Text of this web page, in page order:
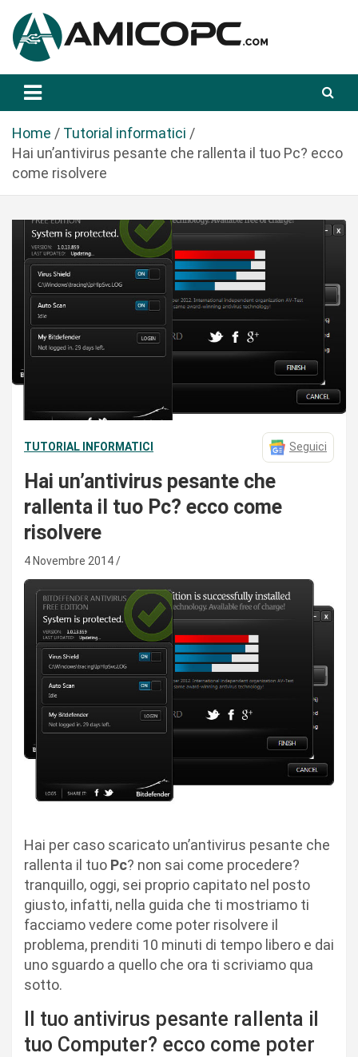
a
Amicopc.com
Home
Tutorial informatici
Hai un’antivirus pesante che rallenta il tuo Pc? ecco
come risolvere
TUTORIAL INFORMATICI Seguici
Hai un’antivirus pesante che
rallenta il tuo Pc? ecco come
risolvere
4 Novembre 2014
Hai per caso scaricato un’antivirus pesante che
rallenta il tuo Pc? non sai come procedere?
tranquillo, oggi, sei proprio capitato nel posto
giusto, infatti, nella guida che ti mostriamo ti
facciamo vedere come poter risolvere il
problema, prenditi 10 minuti di tempo libero e dai
uno sguardo a quello che ora ti scriviamo qua
sotto.
Il tuo antivirus pesante rallenta il
tuo Computer? ecco come poter